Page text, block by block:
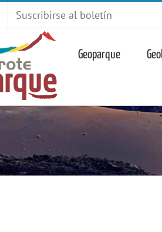
Suscribirse al boletín
Geoparque